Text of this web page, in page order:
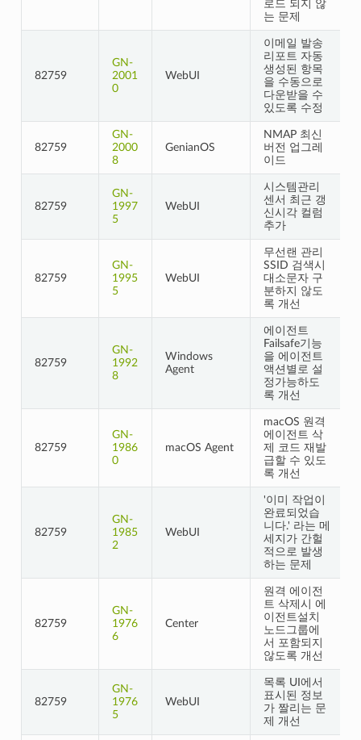
로드 되지 않
는 문제
82759
GN-
2001
0
WebUI
이메일 발송
리포트 자동
생성된 항목
을 수동으로
다운받을 수
있도록 수정
82759
GN-
2000
8
GenianOS
NMAP 최신
버전 업그레
이드
82759
GN-
1997
5
WebUI
시스템관리
센서 최근 갱
신시각 컬럼
추가
82759
GN-
1995
5
WebUI
무선랜 관리
SSID 검색시
대소문자 구
분하지 않도
록 개선
82759
GN-
1992
8
Windows
Agent
에이전트
Failsafe기능
을 에이전트
액션별로 설
정가능하도
록 개선
82759
GN-
1986
0
macOS Agent
macOS 원격
에이전트 삭
제 코드 재발
급할 수 있도
록 개선
82759
GN-
1985
2
WebUI
'이미 작업이
완료되었습
니다.' 라는 메
세지가 간헐
적으로 발생
하는 문제
82759
GN-
1976
6
Center
원격 에이전
트 삭제시 에
이전트설치
노드그룹에
서 포함되지
않도록 개선
82759
GN-
1976
5
WebUI
목록 UI에서
표시된 정보
가 짤리는 문
제 개선